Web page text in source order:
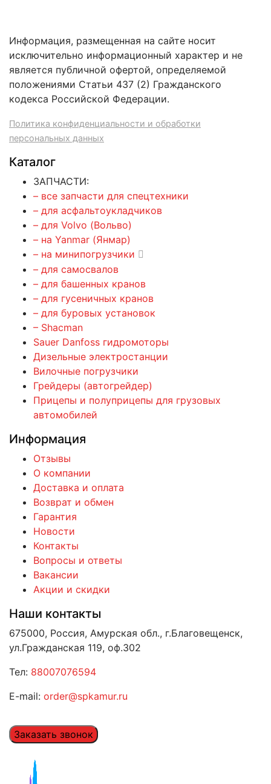
Информация, размещенная на сайте носит
исключительно информационный характер и не
является публичной офертой, определяемой
положениями Статьи 437 (2) Гражданского
кодекса Российской Федерации.
Политика конфиденциальности и обработки
персональных данных
Каталог
ЗАПЧАСТИ:
– все запчасти для спецтехники
– для асфальтоукладчиков
– для Volvo (Вольво)
– на Yanmar (Янмар)
– на минипогрузчики
– для самосвалов
– для башенных кранов
– для гусеничных кранов
– для буровых установок
– Shacman
Sauer Danfoss гидромоторы
Дизельные электростанции
Вилочные погрузчики
Грейдеры (автогрейдер)
Прицепы и полуприцепы для грузовых
автомобилей
Информация
Отзывы
О компании
Доставка и оплата
Возврат и обмен
Гарантия
Новости
Контакты
Вопросы и ответы
Вакансии
Акции и скидки
Наши контакты
675000, Россия, Амурская обл., г.Благовещенск,
ул.Гражданская 119, оф.302
Тел: 88007076594
E-mail: order@spkamur.ru
Заказать звонок